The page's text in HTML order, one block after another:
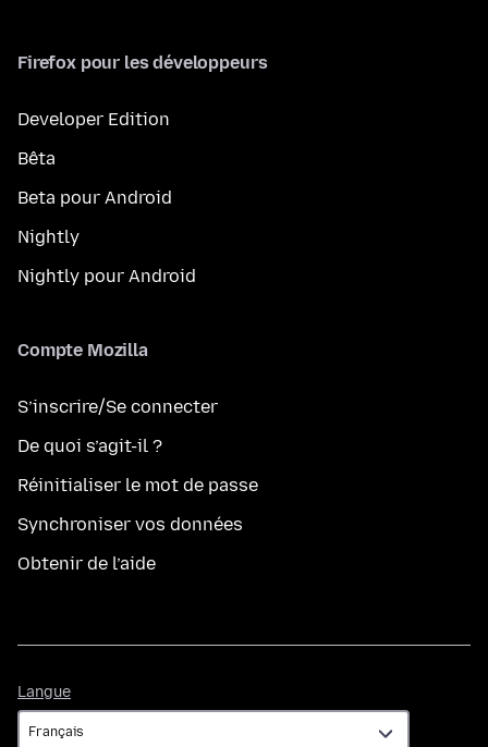
Firefox pour les développeurs
Developer Edition
Bêta
Beta pour Android
Nightly
Nightly pour Android
Compte Mozilla
S’inscrire/Se connecter
De quoi s’agit-il ?
Réinitialiser le mot de passe
Synchroniser vos données
Obtenir de l’aide
Langue